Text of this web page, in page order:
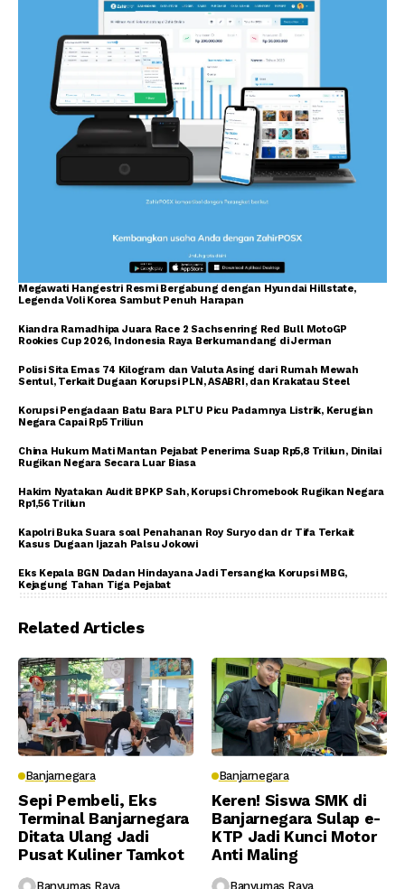
Megawati Hangestri Resmi Bergabung dengan Hyundai Hillstate,
Legenda Voli Korea Sambut Penuh Harapan
Kiandra Ramadhipa Juara Race 2 Sachsenring Red Bull MotoGP
Rookies Cup 2026, Indonesia Raya Berkumandang di Jerman
Polisi Sita Emas 74 Kilogram dan Valuta Asing dari Rumah Mewah
Sentul, Terkait Dugaan Korupsi PLN, ASABRI, dan Krakatau Steel
Korupsi Pengadaan Batu Bara PLTU Picu Padamnya Listrik, Kerugian
Negara Capai Rp5 Triliun
China Hukum Mati Mantan Pejabat Penerima Suap Rp5,8 Triliun, Dinilai
Rugikan Negara Secara Luar Biasa
Hakim Nyatakan Audit BPKP Sah, Korupsi Chromebook Rugikan Negara
Rp1,56 Triliun
Kapolri Buka Suara soal Penahanan Roy Suryo dan dr Tifa Terkait
Kasus Dugaan Ijazah Palsu Jokowi
Eks Kepala BGN Dadan Hindayana Jadi Tersangka Korupsi MBG,
Kejagung Tahan Tiga Pejabat
Related Articles
Banjarnegara
Sepi Pembeli, Eks
Terminal Banjarnegara
Ditata Ulang Jadi
Pusat Kuliner Tamkot
Banyumas Raya
Banjarnegara
Keren! Siswa SMK di
Banjarnegara Sulap e-
KTP Jadi Kunci Motor
Anti Maling
Banyumas Raya